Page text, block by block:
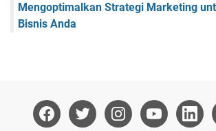
Mengoptimalkan Strategi Marketing
Bisnis Anda